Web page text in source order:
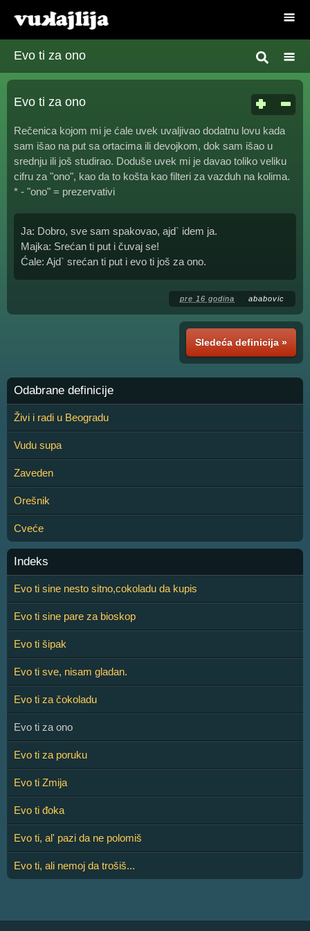
Evo ti za ono
Evo ti za ono
Rečenica kojom mi je ćale uvek uvaljivao dodatnu lovu kada
sam išao na put sa ortacima ili devojkom, dok sam išao u
srednju ili još studirao. Doduše uvek mi je davao toliko veliku
cifru za "ono", kao da to košta kao filteri za vazduh na kolima.
* - "ono" = prezervativi
Ja: Dobro, sve sam spakovao, ajd` idem ja.
Majka: Srećan ti put i čuvaj se!
Ćale: Ajd` srećan ti put i evo ti još za ono.
pre 16 godina ababovic
Sledeća definicija »
Odabrane definicije
Živi i radi u Beogradu
Vudu supa
Zaveden
Orešnik
Cveće
Indeks
Evo ti sine nesto sitno,cokoladu da kupis
Evo ti sine pare za bioskop
Evo ti šipak
Evo ti sve, nisam gladan.
Evo ti za čokoladu
Evo ti za ono
Evo ti za poruku
Evo ti Zmija
Evo ti đoka
Evo ti, al' pazi da ne polomiš
Evo ti, ali nemoj da trošiš...